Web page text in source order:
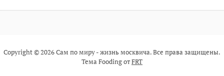
Copyright © 2026 Сам по миру - жизнь москвича. Все права защищены.
Тема Fooding отFRT